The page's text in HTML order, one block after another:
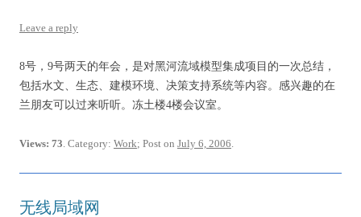
Leave a reply
8号，9号两天的年会，是对黑河流域模型集成项目的一次总结，
包括水文、生态、建模环境、决策支持系统等内容。感兴趣的在
兰朋友可以过来听听。冻土楼4楼会议室。
Views: 73. Category: Work; Post on July 6, 2006.
无线局域网